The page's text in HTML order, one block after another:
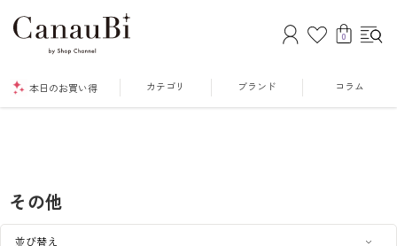
0
本日のお買い得 カテゴリ ブランド コラム
その他